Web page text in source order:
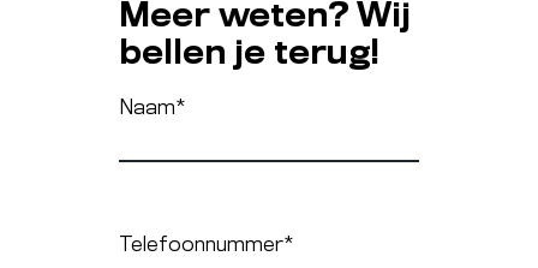
Meer weten? Wij
bellen je terug!
Naam*
Telefoonnummer*